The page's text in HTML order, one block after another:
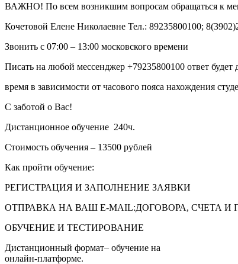
ВАЖНО! По всем возникшим вопросам обращаться к
Кочетовой Елене Николаевне Тел.: 89235800100;
Звонить с 07:00 – 13:00 московского времени
Писать на любой мессенджер +79235800100 ответ будет
время в зависимости от часового пояса нахождения
С заботой о Вас!
Дистанционное обучение 240ч.
Стоимость обучения – 13500 рублей
Как пройти обучение:
РЕГИСТРАЦИЯ И ЗАПОЛНЕНИЕ ЗАЯВКИ
ОТПРАВКА НА ВАШ E-MAIL:ДОГОВОРА, СЧЕТА
ОБУЧЕНИЕ И ТЕСТИРОВАНИЕ
Дистанционный формат– обучение на
онлайн-платформе.